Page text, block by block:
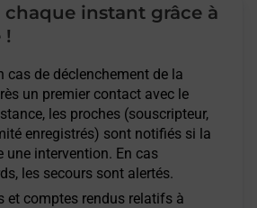
chaque instant grâce à
!
cas de déclenchement de la
un premier contact avec le
les proches (souscripteur,
enregistrés) sont notifiés si la
une intervention. En cas
les secours sont alertés.
et comptes rendus relatifs à